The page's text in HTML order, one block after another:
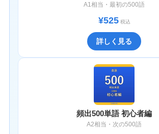
A1相当・最初の500語
¥525税込
詳しく見る
頻出500単語 初心者編
A2相当・次の500語